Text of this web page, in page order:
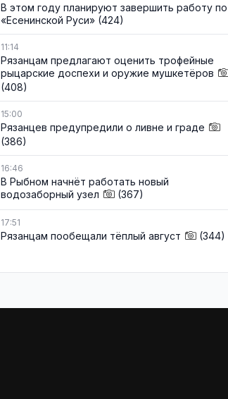
В этом году планируют завершить работу по
«Есенинской Руси» (424)
11:14
Рязанцам предлагают оценить трофейные
рыцарские доспехи и оружие мушкетёров
(408)
15:00
Рязанцев предупредили о ливне и граде
(386)
16:46
В Рыбном начнёт работать новый
водозаборный узел
(367)
17:51
Рязанцам пообещали тёплый август (344)